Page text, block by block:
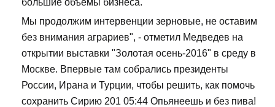
Мы продолжим интервенции зерновые, не оставим
без внимания аграриев", - отметил Медведев на
открытии выставки "Золотая осень-2016" в среду в
Москве. Впервые там собрались президенты
России, Ирана и Турции, чтобы решить, как помочь
сохранить Сирию 201 05:44 Опьянеешь и без пива!